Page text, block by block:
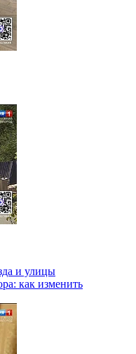
и улицы
как изменить